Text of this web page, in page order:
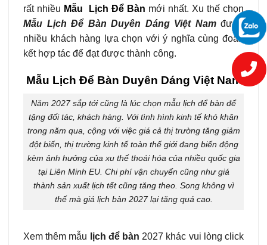
rất nhiều Mẫu Lịch Để Bàn mới nhất. Xu thế chọn
Mẫu Lịch Để Bàn Duyên Dáng Việt Nam được
nhiều khách hàng lựa chọn với ý nghĩa cùng đoàn
kết hợp tác để đạt được thành công.
Mẫu Lịch Để Bàn Duyên Dáng Việt Nam
Năm 2027 sắp tới cũng là lúc chọn mẫu lịch để bàn để
tặng đối tác, khách hàng. Với tình hình kinh tế khó khăn
trong năm qua, cộng với việc giá cả thị trường tăng giảm
đột biến, thị trường kinh tế toàn thế giới đang biến động
kèm ảnh hưởng của xu thế thoái hóa của nhiều quốc gia
tại Liên Minh EU. Chi phí vận chuyển cũng như giá
thành sản xuất lịch tết cũng tăng theo. Song không vì
thế mà giá lịch bàn 2027 lại tăng quá cao.
Xem thêm mẫu lịch để bàn 2027 khác vui lòng click